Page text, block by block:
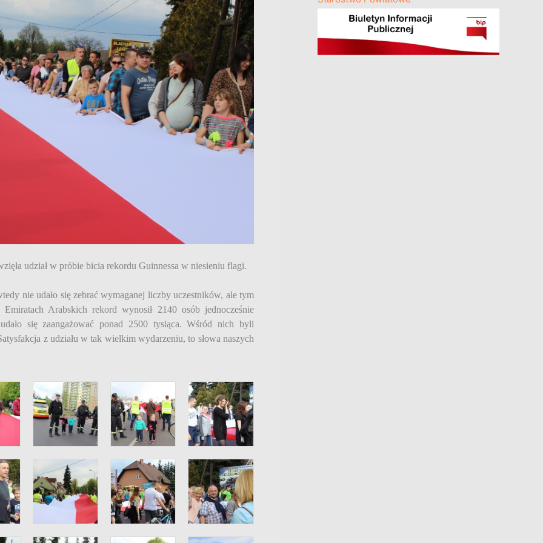
udział w próbie bicia rekordu Guinnessa w niesieniu flagi.
nie udało się zebrać wymaganej liczby uczestników, ale tym
Arabskich rekord wynosił 2140 osób jednocześnie
się zaangażować ponad 2500 tysiąca. Wśród nich byli
z udziału w tak wielkim wydarzeniu, to słowa naszych